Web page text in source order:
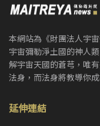
本網站為《財團法人宇
宇宙彌勒淨土國的神人
解宇宙天國的蒼芎，唯
法身，而法身將教導你
延伸連結